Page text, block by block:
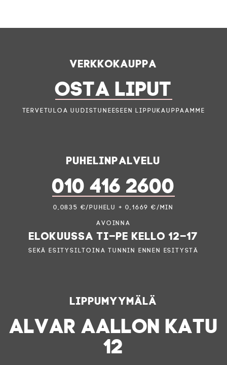
Verkkokauppa
OSTA LIPUT
Tervetuloa uudistuneeseen lippukauppaamme
Puhelinpalvelu
010 416 2600
0,0835 €/puhelu + 0,1669 €/min
Avoinna
elokuussa ti–pe kello 12–17
sekä esitysiltoina tunnin ennen esitystä
Lippumyymälä
ALVAR AALLON KATU
12